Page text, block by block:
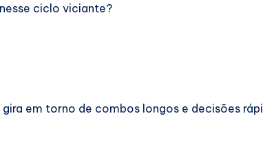
ciclo viciante?
em torno de combos longos e decisões